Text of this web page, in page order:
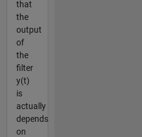
that
the
output
of
the
filter
y(t)
is
actually
depends
on